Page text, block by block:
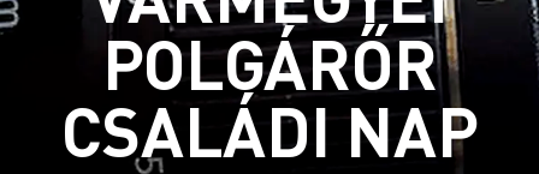
POLGÁRŐR
CSALÁDI NAP